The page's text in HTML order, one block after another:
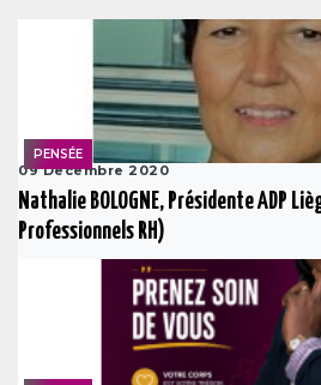
PENSÉE
09 Decembre 2020
Nathalie BOLOGNE, Présidente ADP
Professionnels RH)